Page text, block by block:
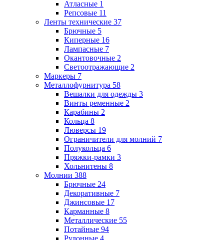
Атласные 1
Репсовые 11
Ленты технические 37
Брючные 5
Киперные 16
Лампасные 7
Окантовочные 2
Светоотражающие 2
Маркеры 7
Металлофурнитура 58
Вешалки для одежды 3
Винты ременные 2
Карабины 2
Кольца 8
Люверсы 19
Ограничители для молний 7
Полукольца 6
Пряжки-рамки 3
Хольнитены 8
Молнии 388
Брючные 24
Декоративные 7
Джинсовые 17
Карманные 8
Металлические 55
Потайные 94
Рулонные 4